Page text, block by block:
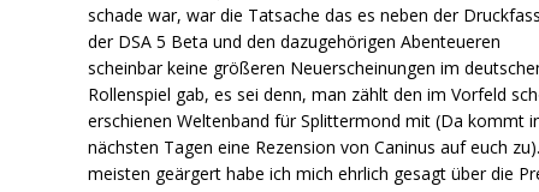
schade war, war die Tatsache das es neben der
der DSA 5 Beta und den dazugehörigen Abenteueren
scheinbar keine größeren Neuerscheinungen im
Rollenspiel gab, es sei denn, man zählt den im Vorfeld
erschienen Weltenband für Splittermond mit (Da kommt
nächsten Tagen eine Rezension von Caninus auf euch
meisten geärgert habe ich mich ehrlich gesagt über die